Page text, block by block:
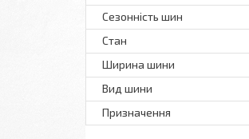
Сезонність шин
Стан
Ширина шини
Вид шини
Призначення